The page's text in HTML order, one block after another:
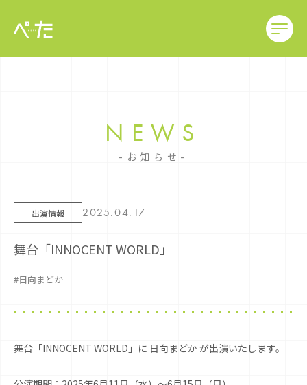
NEWS
お知らせ
出演情報 2025.04.17
舞台「INNOCENT WORLD」
#日向まどか
舞台「INNOCENT WORLD」に 日向まどか が出演いたします。